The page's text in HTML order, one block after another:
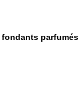
fondants parfumés